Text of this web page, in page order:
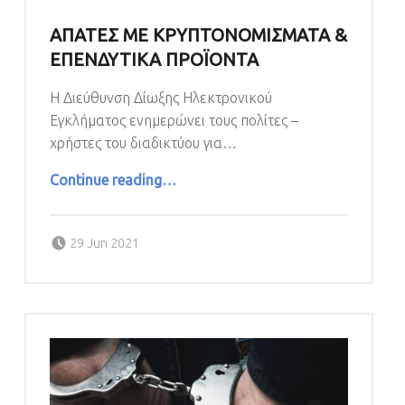
ΑΠΑΤΕΣ ΜΕ ΚΡΥΠΤΟΝΟΜΙΣΜΑΤΑ &
ΕΠΕΝΔΥΤΙΚΑ ΠΡΟΪΟΝΤΑ
Η Διεύθυνση Δίωξης Ηλεκτρονικού
Εγκλήματος ενημερώνει τους πολίτες –
χρήστες του διαδικτύου για…
Continue reading…
29 Jun 2021